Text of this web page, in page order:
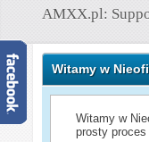
AMXX.pl:
Witamy w
Witamy w
prosty